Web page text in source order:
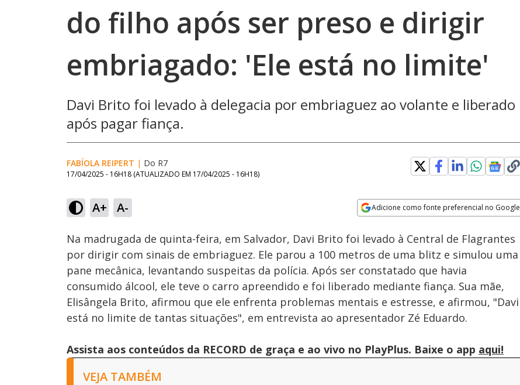
do filho após ser preso e dirigir
embriagado: 'Ele está no limite'
Davi Brito foi levado à delegacia por embriaguez ao volante e liberado
após pagar fiança.
FABÍOLA REIPERT | Do R7
17/04/2025 - 16H18 (ATUALIZADO EM 17/04/2025 - 16H18)
A+ A- Adicione como fonte preferencial no Google
Ativar
Som
Velocidade
Na madrugada de quinta-feira, em Salvador, Davi Brito foi levado à Central de Flagrantes
por dirigir com sinais de embriaguez. Ele parou a 100 metros de uma blitz e simulou uma
pane mecânica, levantando suspeitas da polícia. Após ser constatado que havia
consumido álcool, ele teve o carro apreendido e foi liberado mediante fiança. Sua mãe,
Elisângela Brito, afirmou que ele enfrenta problemas mentais e estresse, e afirmou, "Davi
está no limite de tantas situações", em entrevista ao apresentador Zé Eduardo.
Assista aos conteúdos da RECORD de graça e ao vivo no PlayPlus. Baixe o app aqui!
VEJA TAMBÉM